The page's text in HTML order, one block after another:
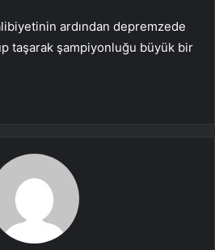
ardından depremzede
taşarak şampiyonluğu büyük bir